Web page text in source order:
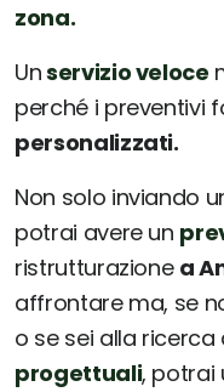
zona.
Unservizio veloce
perché i preventivi
personalizzati.
Non solo inviando
potrai avere un
ristrutturazione a
affrontare ma, se
o se sei alla ricerca
progettuali, potrai